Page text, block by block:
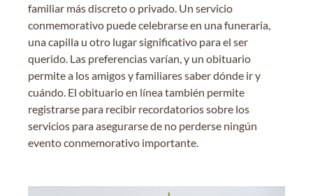
familiar más discreto o privado. Un servicio
conmemorativo puede celebrarse en una funeraria,
una capilla u otro lugar significativo para el ser
querido. Las preferencias varían, y un obituario
permite a los amigos y familiares saber dónde ir y
cuándo. El obituario en línea también permite
registrarse para recibir recordatorios sobre los
servicios para asegurarse de no perderse ningún
evento conmemorativo importante.